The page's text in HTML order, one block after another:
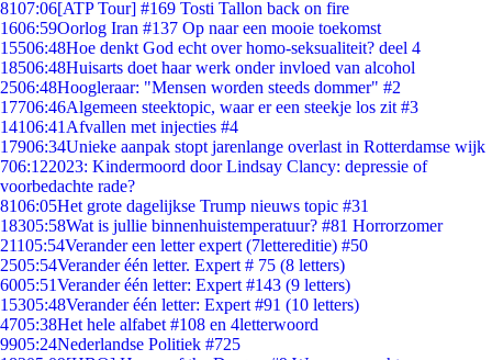
8107:06[ATP Tour] #169 Tosti Tallon back on fire
1606:59Oorlog Iran #137 Op naar een mooie toekomst
15506:48Hoe denkt God echt over homo-seksualiteit? deel 4
18506:48Huisarts doet haar werk onder invloed van alcohol
2506:48Hoogleraar: "Mensen worden steeds dommer" #2
17706:46Algemeen steektopic, waar er een steekje los zit #3
14106:41 Afvallen met injecties #4
17906:34Unieke aanpak stopt jarenlange overlast in Rotterdamse wijk
706:122023: Kindermoord door Lindsay Clancy: depressie of
voorbedachte rade?
8106:05Het grote dagelijkse Trump nieuws topic #31
18305:58Wat is jullie binnenhuistemperatuur? #81 Horrorzomer
21105:54Verander een letter expert (7lettereditie) #50
2505:54Verander één letter. Expert # 75 (8 letters)
6005:51Verander één letter: Expert #143 (9 letters)
15305:48Verander één letter: Expert #91 (10 letters)
4705:38Het hele alfabet #108 en 4letterwoord
9905:24Nederlandse Politiek #725